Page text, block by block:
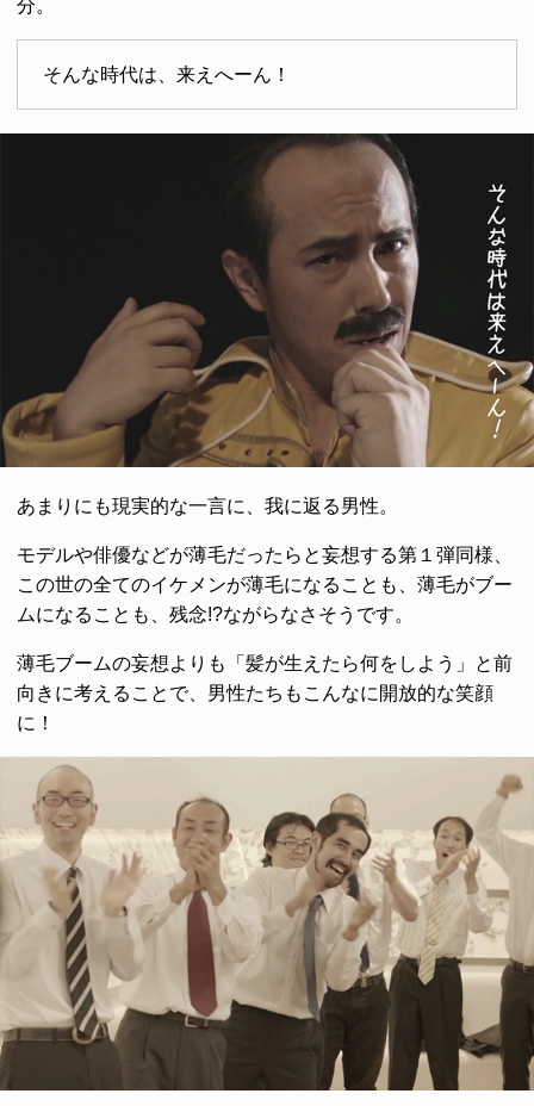
分。
そんな時代は、来えへーん！
あまりにも現実的な一言に、我に返る男性。
モデルや俳優などが薄毛だったらと妄想する第１弾同様、
この世の全てのイケメンが薄毛になることも、薄毛がブー
ムになることも、残念!?ながらなさそうです。
薄毛ブームの妄想よりも「髪が生えたら何をしよう」と前
向きに考えることで、男性たちもこんなに開放的な笑顔
に！